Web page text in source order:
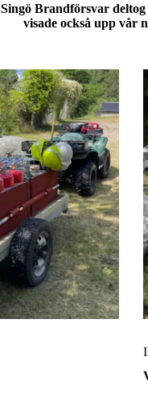
Singö Brandförsvar
visade också upp vår